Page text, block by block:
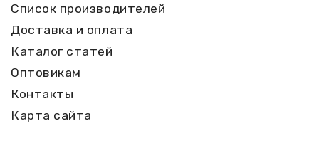
Список производителей
Доставка и оплата
Каталог статей
Оптовикам
Контакты
Карта сайта